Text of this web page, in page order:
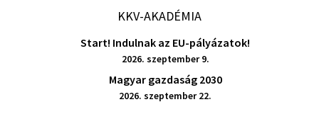
KKV-AKADÉMIA
Start! Indulnak az EU-pályázatok!
2026. szeptember 9.
Magyar gazdaság 2030
2026. szeptember 22.